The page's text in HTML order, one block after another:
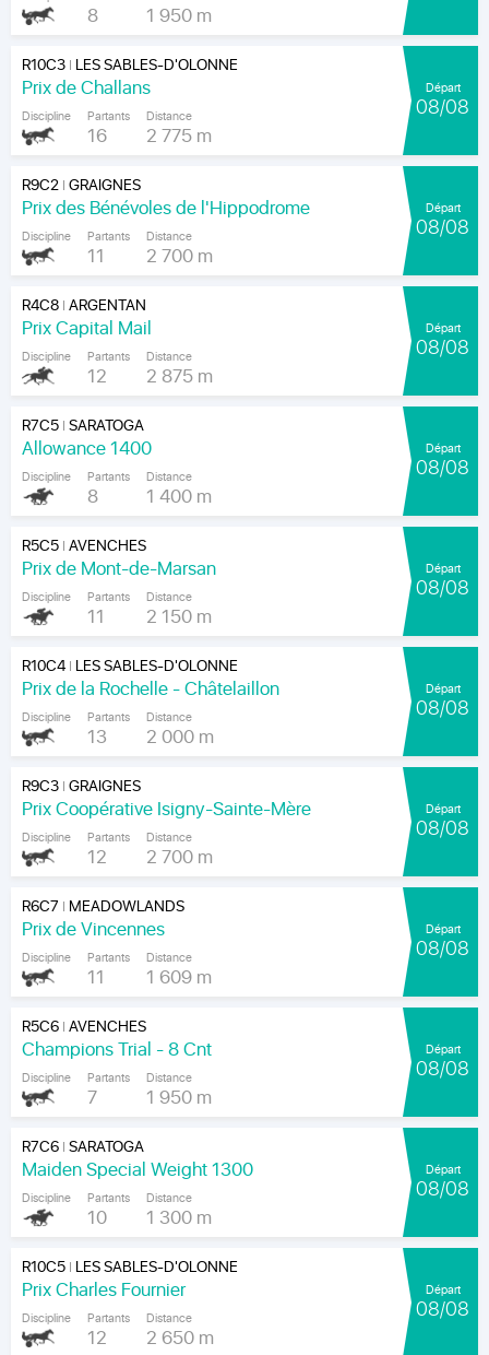
8 1 950 m
R10C3| LES SABLES-D'OLONNE
Prix de Challans
Discipline Partants
16
Distance
2 775 m
Départ
08/08
R9C2|GRAIGNES
Prix des Bénévoles de l'Hippodrome
Discipline Partants
11
Distance
2 700 m
Départ
08/08
R4C8|ARGENTAN
Prix Capital Mail
Discipline Partants
12
Distance
2 875 m
Départ
08/08
R7C5|SARATOGA
Allowance 1400
Discipline Partants
8
Distance
1 400 m
Départ
08/08
R5C5|AVENCHES
Prix de Mont-de-Marsan
Discipline Partants
11
Distance
2 150 m
Départ
08/08
R10C4| LES SABLES-D'OLONNE
Prix de la Rochelle - Châtelaillon
Discipline Partants
13
Distance
2 000 m
Départ
08/08
R9C3|GRAIGNES
Prix Coopérative Isigny-Sainte-Mère
Discipline Partants
12
Distance
2 700 m
Départ
08/08
R6C7 | MEADOWLANDS
Prix de Vincennes
Discipline Partants
11
Distance
1 609 m
Départ
08/08
R5C6|AVENCHES
Champions Trial - 8 Cnt
Discipline Partants
7
Distance
1 950 m
Départ
08/08
R7C6|SARATOGA
Maiden Special Weight 1300
Discipline Partants
10
Distance
1 300 m
Départ
08/08
R10C5| LES SABLES-D'OLONNE
Prix Charles Fournier
Discipline Partants
12
Distance
2 650 m
Départ
08/08